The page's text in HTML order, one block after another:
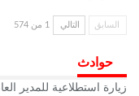
السابق التالي 1 من 574
حوادث
زيارة استطلاعية للمدير